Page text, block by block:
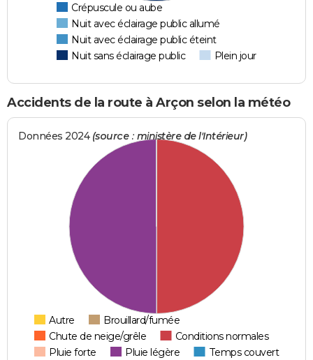
Crépuscule ou aube
Nuit avec éclairage public allumé
Nuit avec éclairage public éteint
Nuit sans éclairage public
Plein jour
Accidents de la route à Arçon selon la météo
Données 2024 (source : ministère de l'Intérieur)
Autre
Brouillard/fumée
Chute de neige/grêle
Conditions normales
Pluie forte
Pluie légère
Temps couvert